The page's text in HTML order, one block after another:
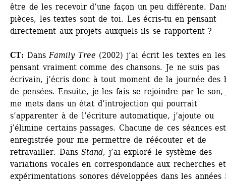
être de les recevoir d’une façon un peu différente.
pièces, les textes sont de toi. Les écris-tu en pensant
directement aux projets auxquels ils se rapportent ?
CT: Dans Family Tree (2002) j’ai écrit les textes en les
pensant vraiment comme des chansons. Je ne suis pas
écrivain, j’écris donc à tout moment de la journée des
de pensées. Ensuite, je les fais se rejoindre par le son,
me mets dans un état d’introjection qui pourrait
s’apparenter à de l’écriture automatique, j’ajoute ou
j’élimine certains passages. Chacune de ces séances est
enregistrée pour me permettre de réécouter et de
retravailler. Dans Stand, j’ai exploré le système des
variations vocales en correspondance aux recherches et
expérimentations sonores développées dans les années